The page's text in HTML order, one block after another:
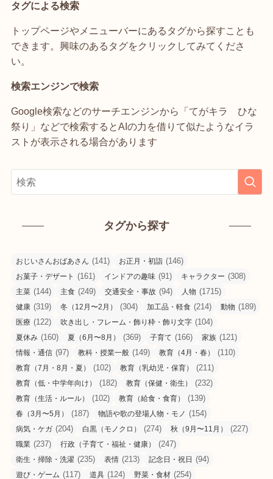
タグによる検索
トップページやメニューバーにあるタグから探すことも
できます。興味のあるタグをクリックしてみてくださ
い。
検索エンジンで検索
Google検索などのサーチエンジンから「てがキラ ひな
祭り」などで検索するとAIの力を借りて似たようなイラ
ストが表示される場合があります
タグから探す
おじいさんおばあさん (141) お正月・初詣 (146)
お菓子・デザート (161) インドアの趣味 (91) キャラクター (308)
主菜 (144) 主食 (249) 交通安全・事故 (94) 人物 (1715)
健康 (319) 冬（12月〜2月） (304) 加工品・軽食 (214) 動物 (189)
医療 (122) 吹き出し・フレーム・飾り枠・飾り文字 (104)
夏休み (160) 夏（6月〜8月） (369) 子育て (166) 家族 (121)
情報・通信 (97) 教科・授業一般 (149) 教育（4月・春） (110)
教育（7月・8月・夏） (102) 教育（乳幼児・保育） (211)
教育（低・中学年向け） (182) 教育（保健・衛生） (232)
教育（生活・ルール） (102) 教育（給食・食育） (139)
春（3月〜5月） (187) 物語や歌の登場人物・モノ (154)
病気・ケガ (204) 白黒（モノクロ） (274) 秋（9月〜11月） (227)
職業 (237) 行政（子育て・福祉・健康） (247)
衛生・掃除・洗濯 (235) 表情 (213) 記念日・祝日 (94)
遊び・ゲーム (117) 道具 (124) 野菜・食材 (254)